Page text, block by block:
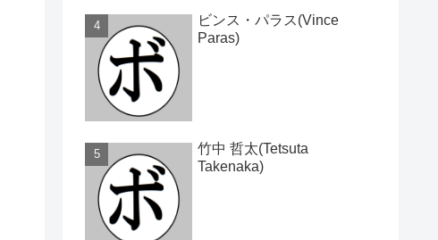
ビンス・パラス(Vince
Paras)
竹中 哲太(Tetsuta
Takenaka)